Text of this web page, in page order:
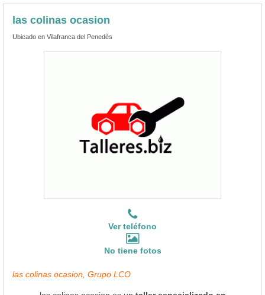
las colinas ocasion
Ubicado en Vilafranca del Penedès
Ver teléfono
No tiene fotos
las colinas ocasion, Grupo LCO